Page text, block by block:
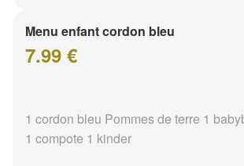
Menu enfant cordon bleu
7.99 €
1 cordon bleu Pommes de terre 1
1 compote 1 kinder